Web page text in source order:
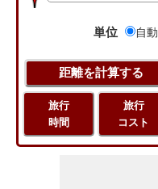
単位 自動
旅行
時間
旅行
コスト